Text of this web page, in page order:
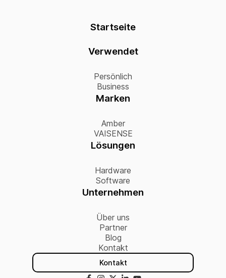
Startseite
Verwendet
Persönlich
Business
Marken
Amber
VAISENSE
Lösungen
Hardware
Software
Unternehmen
Über uns
Partner
Blog
Kontakt
Kontakt